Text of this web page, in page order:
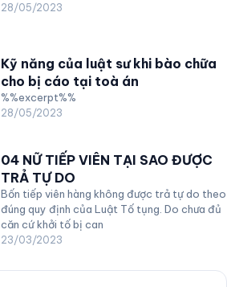
28/05/2023
Kỹ năng của luật sư khi bào chữa
cho bị cáo tại toà án
%%excerpt%%
28/05/2023
04 NỮ TIẾP VIÊN TẠI SAO ĐƯỢC
TRẢ TỰ DO
Bốn tiếp viên hàng không được trả tự do theo
đúng quy định của Luật Tố tụng. Do chưa đủ
căn cứ khởi tố bị can
23/03/2023